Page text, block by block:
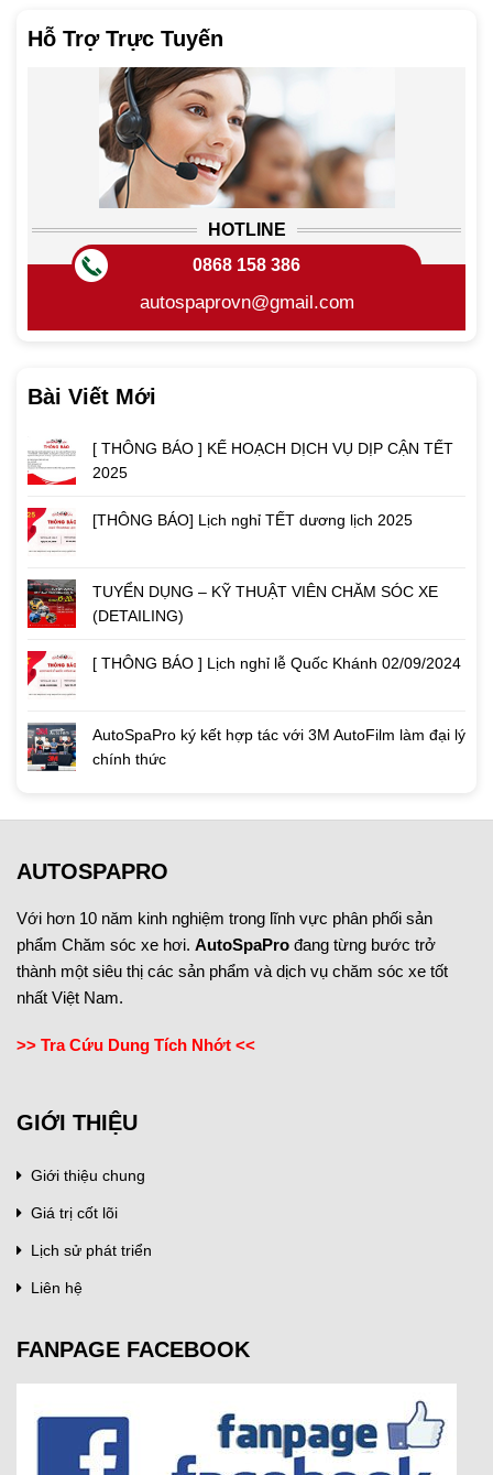
Hỗ Trợ Trực Tuyến
HOTLINE
0868 158 386
autospaprovn@gmail.com
Bài Viết Mới
[ THÔNG BÁO ] KẾ HOẠCH DỊCH VỤ DỊP CẬN TẾT
2025
[THÔNG BÁO] Lịch nghỉ TẾT dương lịch 2025
TUYỂN DỤNG – KỸ THUẬT VIÊN CHĂM SÓC XE
(DETAILING)
[ THÔNG BÁO ] Lịch nghỉ lễ Quốc Khánh 02/09/2024
AutoSpaPro ký kết hợp tác với 3M AutoFilm làm đại lý
chính thức
AUTOSPAPRO
Với hơn 10 năm kinh nghiệm trong lĩnh vực phân phối sản
phẩm Chăm sóc xe hơi. AutoSpaPro đang từng bước trở
thành một siêu thị các sản phẩm và dịch vụ chăm sóc xe tốt
nhất Việt Nam.
>> Tra Cứu Dung Tích Nhớt <<
GIỚI THIỆU
Giới thiệu chung
Giá trị cốt lõi
Lịch sử phát triển
Liên hệ
FANPAGE FACEBOOK